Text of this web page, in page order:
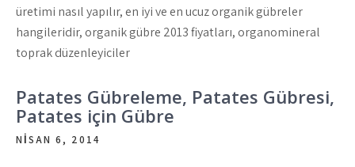
üretimi nasıl yapılır, en iyi ve en ucuz organik gübreler
hangileridir, organik gübre 2013 fiyatları, organomineral
toprak düzenleyiciler
Patates Gübreleme, Patates Gübresi,
Patates için Gübre
NISAN 6, 2014